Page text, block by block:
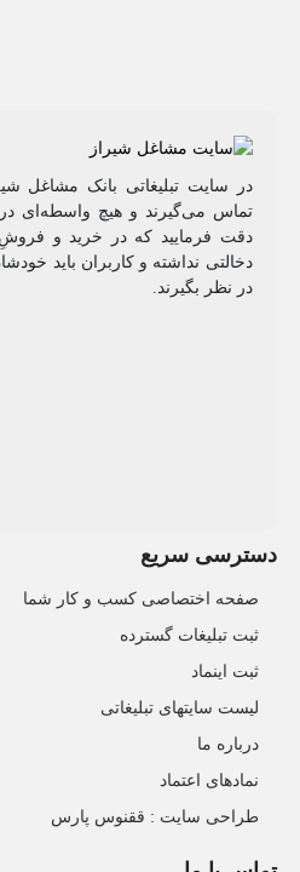
در سایت تبلیغاتی بانک مشاغل
تماس می‌گیرند و هیچ واسطه‌ای
دقت فرمایید که در خرید و
دخالتی نداشته و کاربران باید
در نظر بگیرند.
دسترسی سریع
صفحه اختصاصی کسب و کار شما
ثبت تبلیغات گسترده
ثبت اینماد
لیست سایتهای تبلیغاتی
درباره ما
نمادهای اعتماد
طراحی سایت : ققنوس پارس